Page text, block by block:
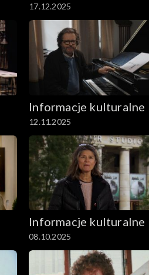
17.12.2025
Informacje kulturalne
12.11.2025
Informacje kulturalne
08.10.2025